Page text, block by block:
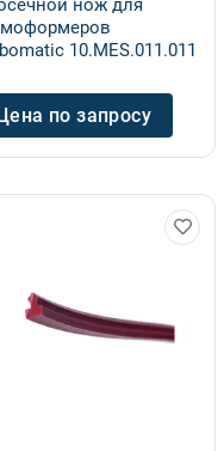
нож для
10.MES.011.011
по запросу